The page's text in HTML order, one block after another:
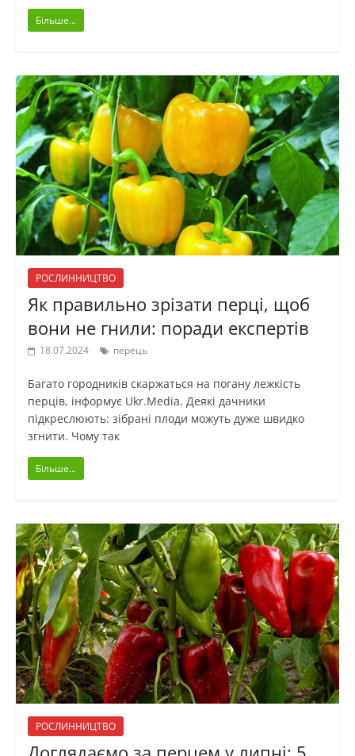
Більше...
РОСЛИННИЦТВО
Як правильно зрізати перці, щоб
вони не гнили: поради експертів
18.07.2024 перець
Багато городників скаржаться на погану лежкість
перців, інформує Ukr.Media. Деякі дачники
підкреслюють: зібрані плоди можуть дуже швидко
згнити. Чому так
Більше...
РОСЛИННИЦТВО